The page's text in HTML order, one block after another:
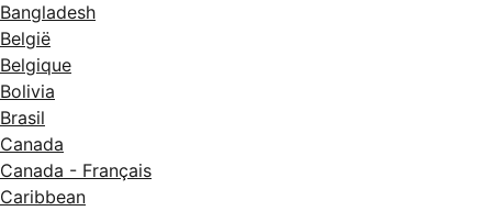
Bangladesh
België
Belgique
Bolivia
Brasil
Canada
Canada - Français
Caribbean